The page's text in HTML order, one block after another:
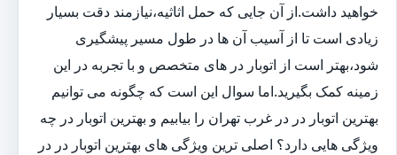
خواهید داشت.از آن جایی که حمل اثاثیه،نیازمند دقت بسیار
زیادی است تا از آسیب آن ها در طول مسیر پیشگیری
شود،بهتر است از اتوبار در های متخصص و با تجربه در این
زمینه کمک بگیرید.اما سوال این است که چگونه می توانیم
بهترین اتوبار در در غرب تهران را بیابیم و بهترین اتوبار در چه
ویژگی هایی دارد؟ اصلی ترین ویژگی های بهترین اتوبار در در